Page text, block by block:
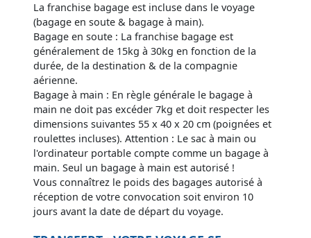
La franchise bagage est incluse dans le voyage
(bagage en soute & bagage à main).
Bagage en soute : La franchise bagage est
généralement de 15kg à 30kg en fonction de la
durée, de la destination & de la compagnie
aérienne.
Bagage à main : En règle générale le bagage à
main ne doit pas excéder 7kg et doit respecter les
dimensions suivantes 55 x 40 x 20 cm (poignées et
roulettes incluses). Attention : Le sac à main ou
l'ordinateur portable compte comme un bagage à
main. Seul un bagage à main est autorisé !
Vous connaîtrez le poids des bagages autorisé à
réception de votre convocation soit environ 10
jours avant la date de départ du voyage.